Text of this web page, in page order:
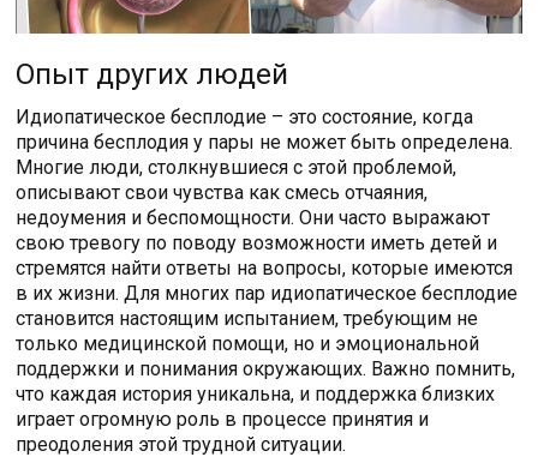
Опыт других людей
Идиопатическое бесплодие – это состояние, когда
причина бесплодия у пары не может быть определена.
Многие люди, столкнувшиеся с этой проблемой,
описывают свои чувства как смесь отчаяния,
недоумения и беспомощности. Они часто выражают
свою тревогу по поводу возможности иметь детей и
стремятся найти ответы на вопросы, которые имеются
в их жизни. Для многих пар идиопатическое бесплодие
становится настоящим испытанием, требующим не
только медицинской помощи, но и эмоциональной
поддержки и понимания окружающих. Важно помнить,
что каждая история уникальна, и поддержка близких
играет огромную роль в процессе принятия и
преодоления этой трудной ситуации.